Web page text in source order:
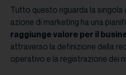
Tutto questo riguarda la
azione di marketing ha una
raggiunge valore per il
attraverso la definizione della
operativo e la registrazione dei